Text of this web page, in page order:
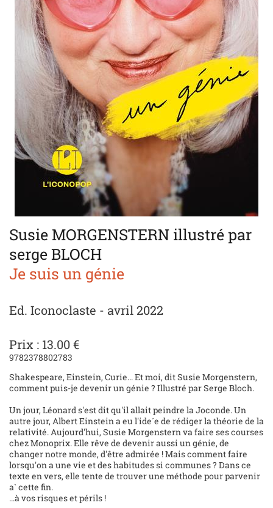
Susie MORGENSTERN illustré par
serge BLOCH
Je suis un génie
Ed. Iconoclaste - avril 2022
Prix : 13.00 €
9782378802783
Shakespeare, Einstein, Curie... Et moi, dit Susie Morgenstern,
comment puis-je devenir un génie ? Illustré par Serge Bloch.
Un jour, Léonard s'est dit qu'il allait peindre la Joconde. Un
autre jour, Albert Einstein a eu l'ide´e de rédiger la théorie de la
relativité. Aujourd'hui, Susie Morgenstern va faire ses courses
chez Monoprix. Elle rêve de devenir aussi un génie, de
changer notre monde, d'être admirée ! Mais comment faire
lorsqu'on a une vie et des habitudes si communes ? Dans ce
texte en vers, elle tente de trouver une méthode pour parvenir
a` cette fin.
...à vos risques et périls !